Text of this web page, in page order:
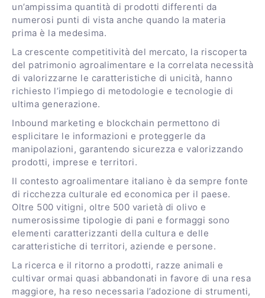
un’ampissima quantità di prodotti differenti da
numerosi punti di vista anche quando la materia
prima è la medesima.
La crescente competitività del mercato, la riscoperta
del patrimonio agroalimentare e la correlata necessità
di valorizzarne le caratteristiche di unicità, hanno
richiesto l’impiego di metodologie e tecnologie di
ultima generazione.
Inbound marketing e blockchain permettono di
esplicitare le informazioni e proteggerle da
manipolazioni, garantendo sicurezza e valorizzando
prodotti, imprese e territori.
Il contesto agroalimentare italiano è da sempre fonte
di ricchezza culturale ed economica per il paese.
Oltre 500 vitigni, oltre 500 varietà di olivo e
numerosissime tipologie di pani e formaggi sono
elementi caratterizzanti della cultura e delle
caratteristiche di territori, aziende e persone.
La ricerca e il ritorno a prodotti, razze animali e
cultivar ormai quasi abbandonati in favore di una resa
maggiore, ha reso necessaria l’adozione di strumenti,